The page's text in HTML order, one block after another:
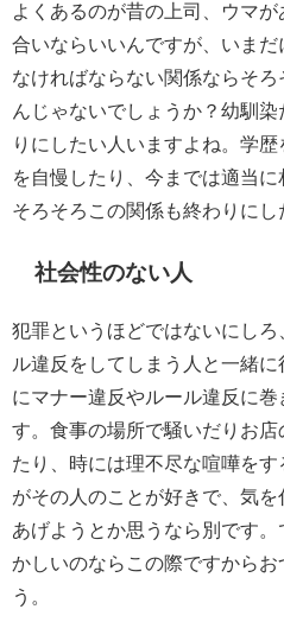
よくあるのが昔の上司、ウマ
合いならいいんですが、いま
なければならない関係ならそ
んじゃないでしょうか？幼馴
りにしたい人いますよね。学
を自慢したり、今までは適当に
そろそろこの関係も終わりにし
社会性のない人
犯罪というほどではないにし
ル違反をしてしまう人と一緒
にマナー違反やルール違反に巻
す。食事の場所で騒いだりお
たり、時には理不尽な喧嘩を
がその人のことが好きで、気
あげようとか思うなら別です
かしいのならこの際ですからお
う。